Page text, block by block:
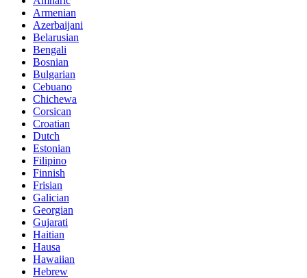
Armenian
Azerbaijani
Belarusian
Bengali
Bosnian
Bulgarian
Cebuano
Chichewa
Corsican
Croatian
Dutch
Estonian
Filipino
Finnish
Frisian
Galician
Georgian
Gujarati
Haitian
Hausa
Hawaiian
Hebrew